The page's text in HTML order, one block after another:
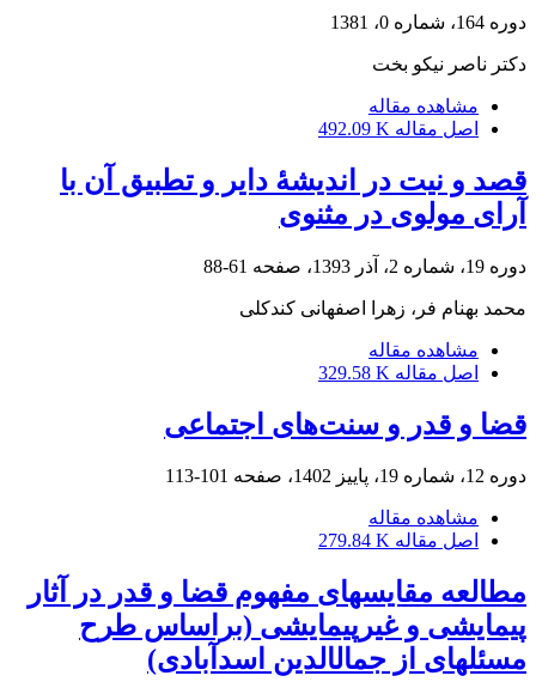
دوره 164، شماره 0، 1381
دکتر ناصر نیکو بخت
مشاهده مقاله
اصل مقاله 492.09 K
قصد و نیت در اندیشۀ دایر و تطبیق آن با
آرای مولوی در مثنوی
دوره 19، شماره 2، آذر 1393، صفحه 61-88
محمد بهنام فر، زهرا اصفهانی کندکلی
مشاهده مقاله
اصل مقاله 329.58 K
قضا و قدر و سنت‌های اجتماعی
دوره 12، شماره 19، پاییز 1402، صفحه 101-113
مشاهده مقاله
اصل مقاله 279.84 K
مطالعه مقایسه‏ای مفهوم قضا و قدر در آثار
پیمایشی و غیرپیمایشی (براساس طرح
مسئله‏ای از جمال‏الدین اسدآبادی)